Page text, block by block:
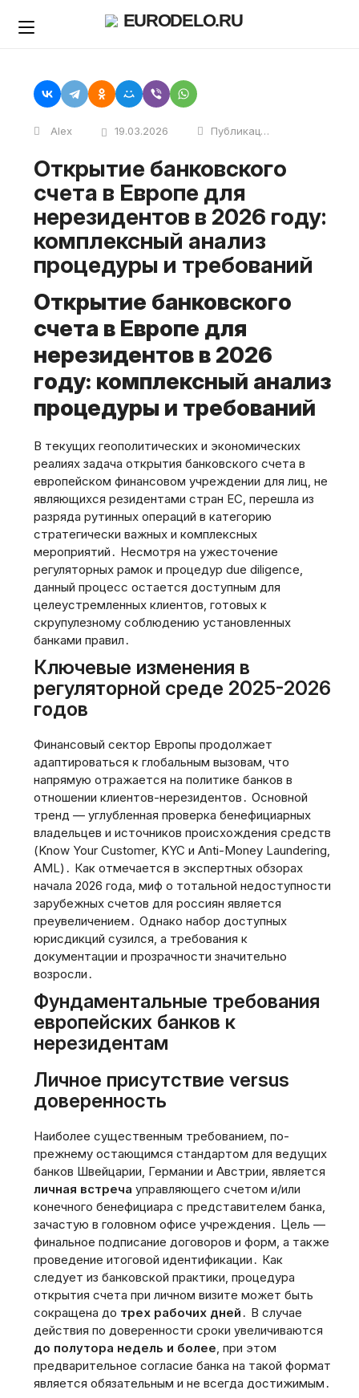
EURODELO.RU
Alex 19.03.2026 Публикации
Открытие банковского
счета в Европе для
нерезидентов в 2026 году:
комплексный анализ
процедуры и требований
Открытие банковского
счета в Европе для
нерезидентов в 2026
году: комплексный анализ
процедуры и требований
В текущих геополитических и экономических
реалиях задача открытия банковского счета в
европейском финансовом учреждении для лиц‚ не
являющихся резидентами стран ЕС‚ перешла из
разряда рутинных операций в категорию
стратегически важных и комплексных
мероприятий․ Несмотря на ужесточение
регуляторных рамок и процедур due diligence‚
данный процесс остается доступным для
целеустремленных клиентов‚ готовых к
скрупулезному соблюдению установленных
банками правил․
Ключевые изменения в
регуляторной среде 2025-2026
годов
Финансовый сектор Европы продолжает
адаптироваться к глобальным вызовам‚ что
напрямую отражается на политике банков в
отношении клиентов-нерезидентов․ Основной
тренд — углубленная проверка бенефициарных
владельцев и источников происхождения средств
(Know Your Customer‚ KYC и Anti-Money Laundering‚
AML)․ Как отмечается в экспертных обзорах
начала 2026 года‚ миф о тотальной недоступности
зарубежных счетов для россиян является
преувеличением․ Однако набор доступных
юрисдикций сузился‚ а требования к
документации и прозрачности значительно
возросли․
Фундаментальные требования
европейских банков к
нерезидентам
Личное присутствие versus
доверенность
Наиболее существенным требованием‚ по-
прежнему остающимся стандартом для ведущих
банков Швейцарии‚ Германии и Австрии‚ является
личная встреча управляющего счетом и/или
конечного бенефициара с представителем банка‚
зачастую в головном офисе учреждения․ Цель —
финальное подписание договоров и форм‚ а также
проведение итоговой идентификации․ Как
следует из банковской практики‚ процедура
открытия счета при личном визите может быть
сокращена до трех рабочих дней ․ В случае
действия по доверенности сроки увеличиваются
до полутора недель и более‚ при этом
предварительное согласие банка на такой формат
является обязательным и не всегда достижимым․